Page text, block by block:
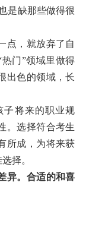
是缺那些做得很
点，就放弃了自
门”领域里做得
出色的领域，长
子将来的职业规
。选择符合考生
所成，为将来获
择。
异。合适的和喜